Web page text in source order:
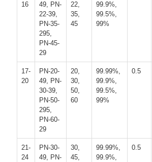
16
49, PN-
22-39,
PN-35-
295,
PN-45-
29
22,
35,
45
99.9%,
99.5%,
99%
17-
20
PN-20-
49, PN-
30-39,
PN-50-
295,
PN-60-
29
20,
30,
50,
60
99.99%,
99.9%,
99.5%,
99%
0.5
21-
24
PN-30-
49, PN-
30,
45,
99.99%,
99.9%,
0.5